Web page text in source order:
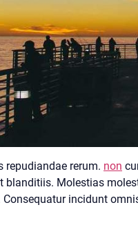
repudiandae rerum. non
blanditiis. Molestias
incidunt